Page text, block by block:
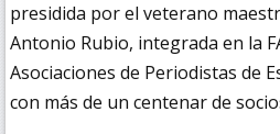
presidida por el veterano
Antonio Rubio, integrada en la
Asociaciones de Periodistas de
con más de un centenar de